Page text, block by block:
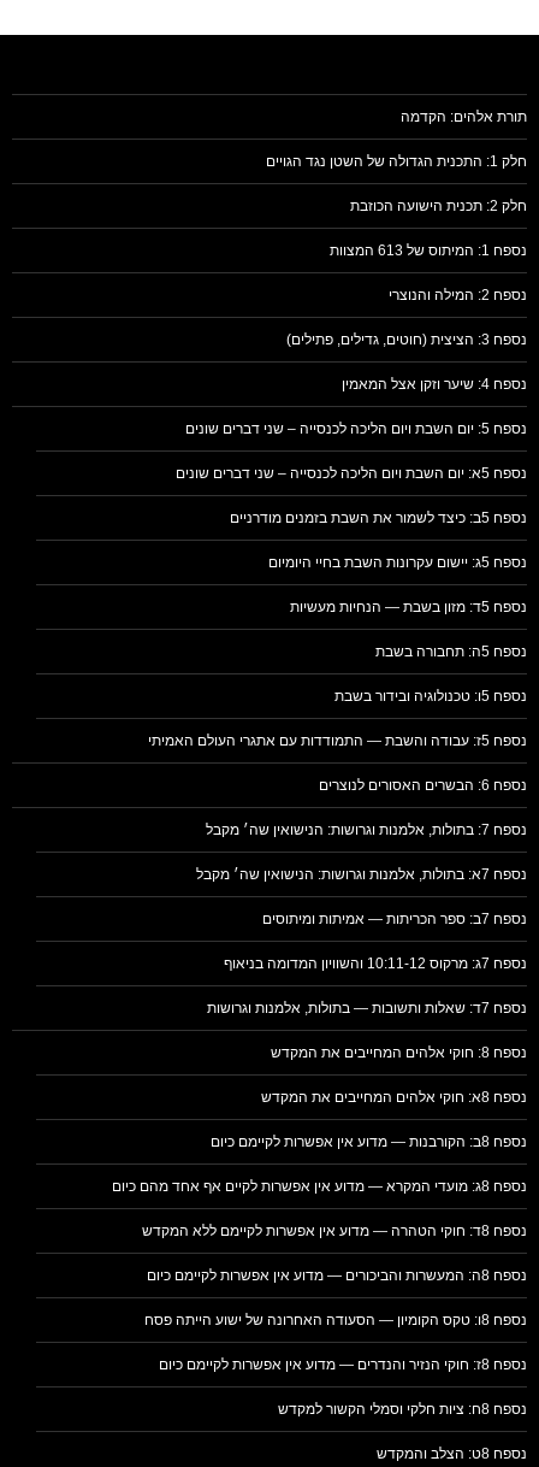
תורת אלהים: הקדמה
חלק 1: התכנית הגדולה של השטן נגד הגויים
חלק 2: תכנית הישועה הכוזבת
נספח 1: המיתוס של 613 המצוות
נספח 2: המילה והנוצרי
נספח 3: הציצית (חוטים, גדילים, פתילים)
נספח 4: שיער וזקן אצל המאמין
נספח 5: יום השבת ויום הליכה לכנסייה – שני דברים שונים
נספח 5א: יום השבת ויום הליכה לכנסייה – שני דברים שונים
נספח 5ב: כיצד לשמור את השבת בזמנים מודרניים
נספח 5ג: יישום עקרונות השבת בחיי היומיום
נספח 5ד: מזון בשבת — הנחיות מעשיות
נספח 5ה: תחבורה בשבת
נספח 5ו: טכנולוגיה ובידור בשבת
נספח 5ז: עבודה והשבת — התמודדות עם אתגרי העולם האמיתי
נספח 6: הבשרים האסורים לנוצרים
נספח 7: בתולות, אלמנות וגרושות: הנישואין שה׳ מקבל
נספח 7א: בתולות, אלמנות וגרושות: הנישואין שה׳ מקבל
נספח 7ב: ספר הכריתות — אמיתות ומיתוסים
נספח 7ג: מרקוס 10:11-12 והשוויון המדומה בניאוף
נספח 7ד: שאלות ותשובות — בתולות, אלמנות וגרושות
נספח 8: חוקי אלהים המחייבים את המקדש
נספח 8א: חוקי אלהים המחייבים את המקדש
נספח 8ב: הקורבנות — מדוע אין אפשרות לקיימם כיום
נספח 8ג: מועדי המקרא — מדוע אין אפשרות לקיים אף אחד מהם כיום
נספח 8ד: חוקי הטהרה — מדוע אין אפשרות לקיימם ללא המקדש
נספח 8ה: המעשרות והביכורים — מדוע אין אפשרות לקיימם כיום
נספח 8ו: טקס הקומיון — הסעודה האחרונה של ישוע הייתה פסח
נספח 8ז: חוקי הנזיר והנדרים — מדוע אין אפשרות לקיימם כיום
נספח 8ח: ציות חלקי וסמלי הקשור למקדש
נספח 8ט: הצלב והמקדש